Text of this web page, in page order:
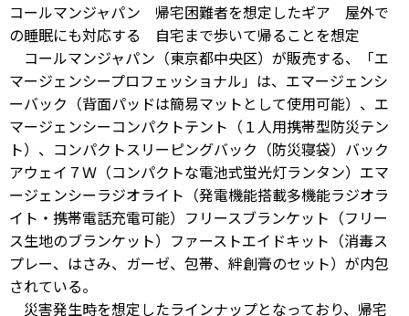
コールマンジャパン 帰宅困難者を想定したギア 屋外で
の睡眠にも対応する 自宅まで歩いて帰ることを想定
コールマンジャパン（東京都中央区）が販売する、「エ
マージェンシープロフェッショナル」は、エマージェンシ
ーバック（背面パッドは簡易マットとして使用可能）、エ
マージェンシーコンパクトテント（１人用携帯型防災テン
ト）、コンパクトスリーピングバック（防災寝袋）バック
アウェイ７Ｗ（コンパクトな電池式蛍光灯ランタン）エマ
ージェンシーラジオライト（発電機能搭載多機能ラジオラ
イト・携帯電話充電可能）フリースブランケット（フリー
ス生地のブランケット）ファーストエイドキット（消毒ス
プレー、はさみ、ガーゼ、包帯、絆創膏のセット）が内包
されている。
災害発生時を想定したラインナップとなっており、帰宅